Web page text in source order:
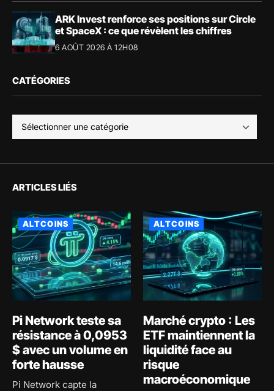
ARK Invest renforce ses positions sur Circle
et SpaceX : ce que révèlent les chiffres
6 AOÛT 2026 À 12H08
CATÉGORIES
ARTICLES LIÉS
ALTCOINS
Pi Network teste sa
résistance à 0,0953
$ avec un volume en
forte hausse
Pi Network capte la
ALTCOINS
Marché crypto : Les
ETF maintiennent la
liquidité face au
risque
macroéconomique